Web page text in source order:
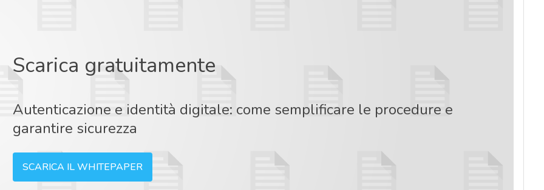
Scarica gratuitamente
Autenticazione e identità digitale: come semplificare le procedure e
garantire sicurezza
SCARICA IL WHITEPAPER